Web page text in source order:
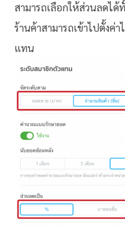
สามารถเลือกให้ส่วนลดได้ทั้
ร้านค้าสามารถเข้าไปตั้งค่
แทน